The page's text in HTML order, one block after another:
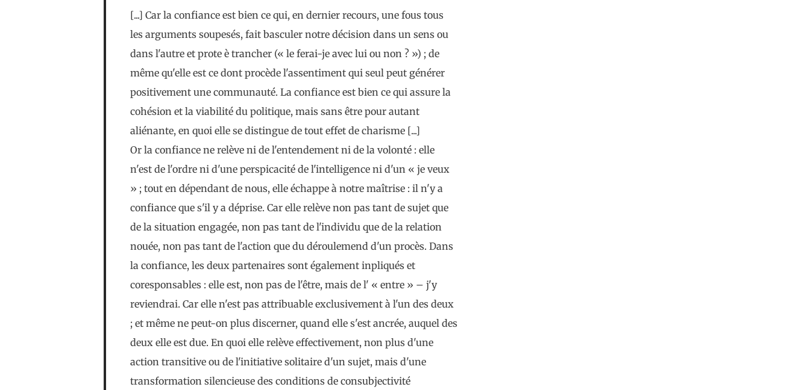
[...] Car la confiance est bien ce qui, en dernier recours, une fous tous
les arguments soupesés, fait basculer notre décision dans un sens ou
dans l'autre et prote è trancher (« le ferai-je avec lui ou non ? ») ; de
même qu'elle est ce dont procède l'assentiment qui seul peut générer
positivement une communauté. La confiance est bien ce qui assure la
cohésion et la viabilité du politique, mais sans être pour autant
aliénante, en quoi elle se distingue de tout effet de charisme [...]
Or la confiance ne relève ni de l'entendement ni de la volonté : elle
n'est de l'ordre ni d'une perspicacité de l'intelligence ni d'un « je veux
» ; tout en dépendant de nous, elle échappe à notre maîtrise : il n'y a
confiance que s'il y a déprise. Car elle relève non pas tant de sujet que
de la situation engagée, non pas tant de l'individu que de la relation
nouée, non pas tant de l'action que du déroulemend d'un procès. Dans
la confiance, les deux partenaires sont également inpliqués et
coresponsables : elle est, non pas de l'être, mais de l' « entre » – j'y
reviendrai. Car elle n'est pas attribuable exclusivement à l'un des deux
; et même ne peut-on plus discerner, quand elle s'est ancrée, auquel des
deux elle est due. En quoi elle relève effectivement, non plus d'une
action transitive ou de l'initiative solitaire d'un sujet, mais d'une
transformation silencieuse des conditions de consubjectivité